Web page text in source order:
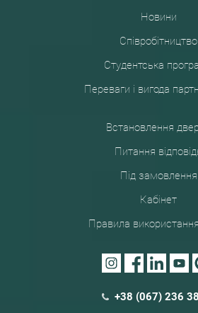
Новини
Співробітництво
Студентська
Переваги і вигода
Встановлення
Питання
Під замовлення
Кабінет
Правила
+38 (067) 236